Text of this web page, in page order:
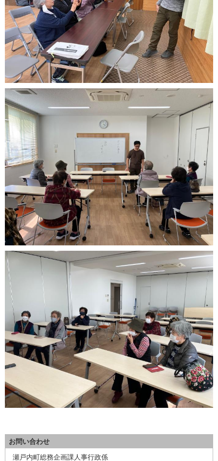
お問い合わせ
瀬戸内町総務企画課人事行政係